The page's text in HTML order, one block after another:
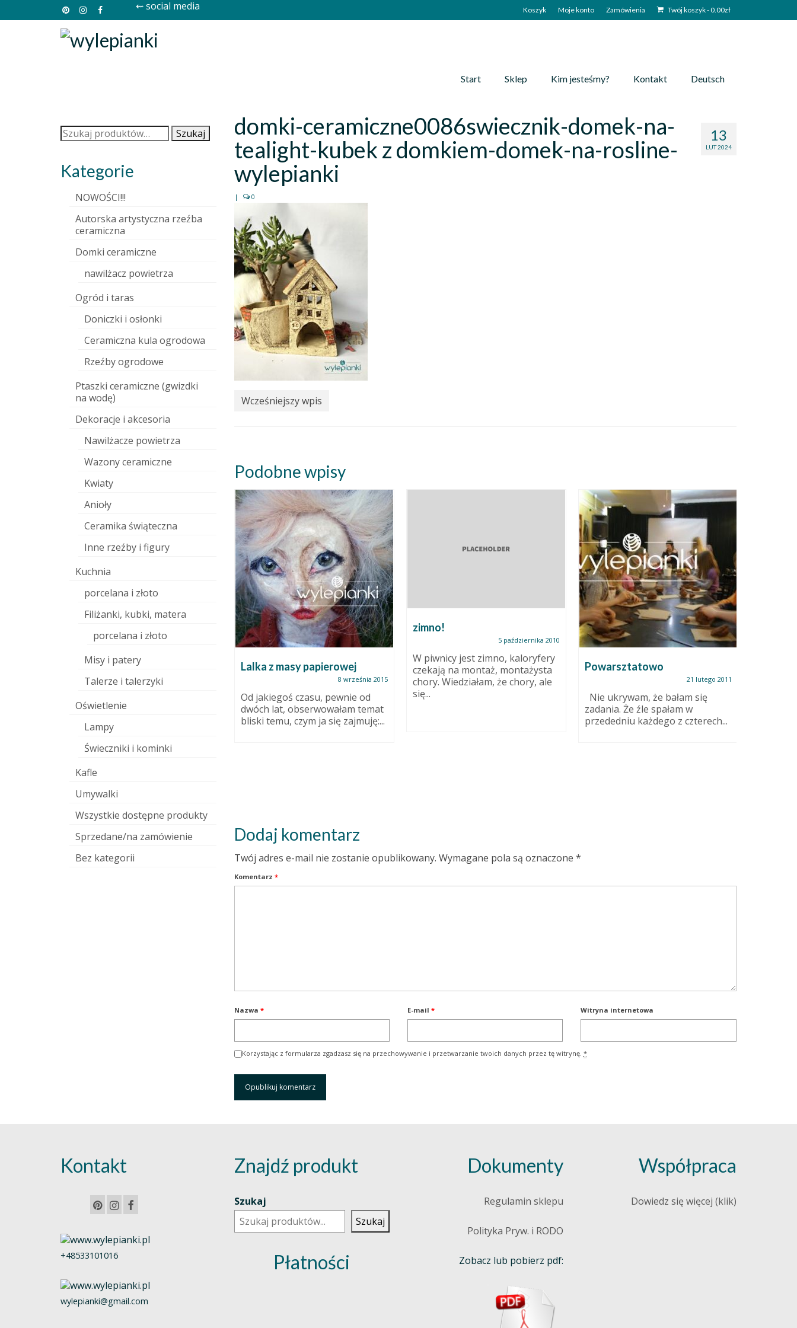
Koszyk Moje konto Zamówienia Twój koszyk-0.00zł
⇜ social media
Start Sklep Kim jesteśmy? Kontakt Deutsch
13
LUT 2024
domki-ceramiczne0086swiecznik-domek-na-
tealight-kubek z domkiem-domek-na-rosline-
wylepianki
| 0
Wcześniejszy wpis
Podobne wpisy
III Festiwal Hanzeatycki.
Reminiscencje.
Świetna impreza. Wielki zasięg.
Ogromna ilość uczestników,
wystawców i wydarzeń
towarzyszących. Koncerty,
Naprawdę...
Lalka z masy papierowej
8 września 2015
Od jakiegoś czasu, pewnie od
dwóch lat, obserwowałam temat
bliski temu, czym ja się zajmuję:...
zimno!
5 października 2010
W piwnicy jest zimno, kaloryfery
czekają na montaż, montażysta
chory. Wiedziałam, że chory, ale
się...
Powarsztatowo
21 lutego 2011
Nie ukrywam, że bałam się
zadania. Że źle spałam w
przededniu każdego z czterech...
Dodaj komentarz
Twój adres e-mail nie zostanie opublikowany. Wymagane pola są oznaczone *
Komentarz *
Nazwa * E-mail * Witryna internetowa
Korzystając z formularza zgadzasz się na przechowywanie i przetwarzanie twoich danych przez tę witrynę. *
Szukaj: Szukaj
Kategorie
NOWOŚCI!!!
Autorska artystyczna rzeźba
ceramiczna
Domki ceramiczne
nawilżacz powietrza
Ogród i taras
Doniczki i osłonki
Ceramiczna kula ogrodowa
Rzeźby ogrodowe
Ptaszki ceramiczne (gwizdki
na wodę)
Dekoracje i akcesoria
Nawilżacze powietrza
Wazony ceramiczne
Kwiaty
Anioły
Ceramika świąteczna
Inne rzeźby i figury
Kuchnia
porcelana i złoto
Filiżanki, kubki, matera
porcelana i złoto
Misy i patery
Talerze i talerzyki
Oświetlenie
Lampy
Świeczniki i kominki
Kafle
Umywalki
Wszystkie dostępne produkty
Sprzedane/na zamówienie
Bez kategorii
Kontakt
+48533101016
wylepianki@gmail.com
Znajdź produkt
Szukaj
Szukaj
Płatności
Dokumenty
Regulamin sklepu
Polityka Pryw. i RODO
Zobacz lub pobierz pdf:
Współpraca
Dowiedz się więcej (klik)